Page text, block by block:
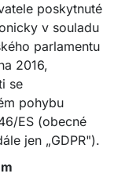
poskytnuté
v souladu
parlamentu
2016,
se
pohybu
ES (obecné
jen „GDPR").